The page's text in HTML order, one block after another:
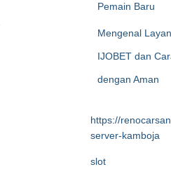
Pemain Baru
Mengenal
IJOBET dan
dengan Aman
https://
server-kamboja
slot